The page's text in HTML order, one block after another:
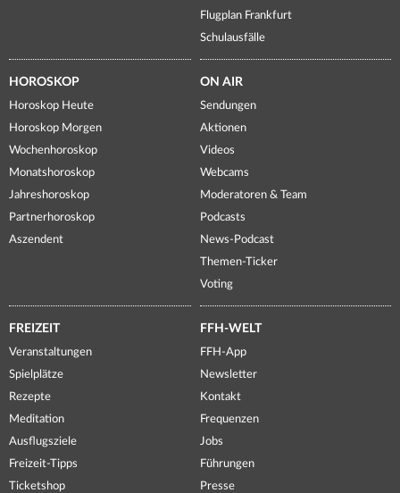
Flugplan Frankfurt
Schulausfälle
HOROSKOP
Horoskop Heute
Horoskop Morgen
Wochenhoroskop
Monatshoroskop
Jahreshoroskop
Partnerhoroskop
Aszendent
ON AIR
Sendungen
Aktionen
Videos
Webcams
Moderatoren & Team
Podcasts
News-Podcast
Themen-Ticker
Voting
FREIZEIT
Veranstaltungen
Spielplätze
Rezepte
Meditation
Ausflugsziele
Freizeit-Tipps
Ticketshop
FFH-WELT
FFH-App
Newsletter
Kontakt
Frequenzen
Jobs
Führungen
Presse